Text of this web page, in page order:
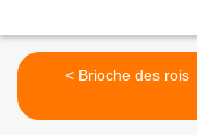
< Brioche des rois